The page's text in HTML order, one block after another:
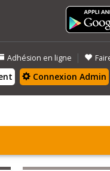
Adhésion en ligne |
Connexion Admin